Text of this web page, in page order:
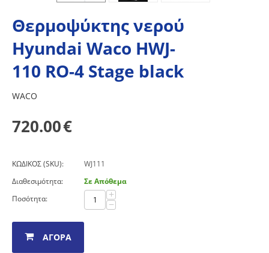
Θερμοψύκτης νερού
Hyundai Waco HWJ-
110 RO-4 Stage black
WACO
720.00€
ΚΩΔΙΚΟΣ (SKU):
WJ111
Διαθεσιμότητα:
Σε Απόθεμα
Ποσότητα:
+
−
ΑΓΟΡΆ